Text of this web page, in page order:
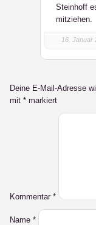
Steinhoff
mitziehen.
16. Januar
Deine E-Mail-Adresse
mit * markiert
Kommentar *
Name *